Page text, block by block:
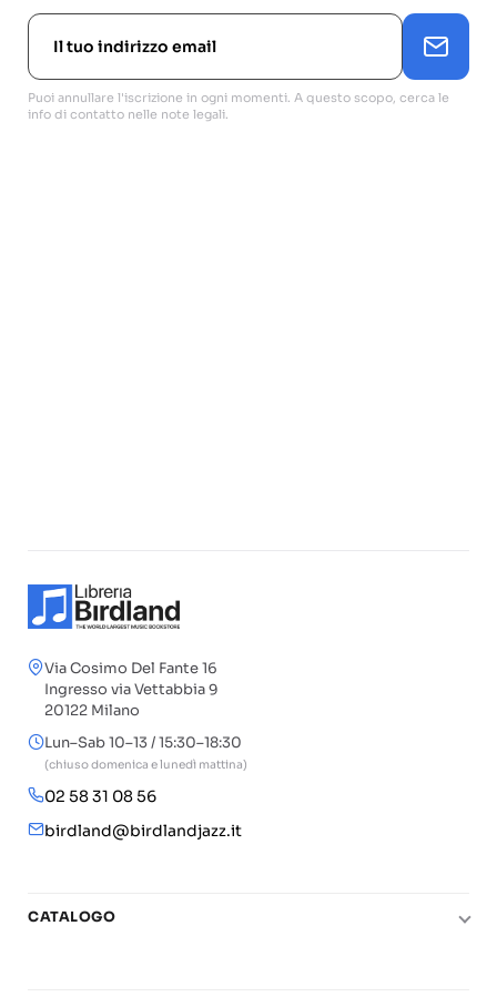
Puoi annullare l'iscrizione in ogni momenti. A questo scopo, cerca le
info di contatto nelle note legali.
Via Cosimo Del Fante 16
Ingresso via Vettabbia 9
20122 Milano
Lun–Sab 10–13 / 15:30–18:30
(chiuso domenica e lunedì mattina)
02 58 31 08 56
birdland@birdlandjazz.it
CATALOGO